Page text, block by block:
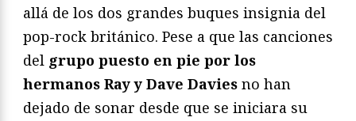
allá de los dos grandes buques insignia del
pop-rock británico. Pese a que las canciones
del grupo puesto en pie por los
hermanos Ray y Dave Davies no han
dejado de sonar desde que se iniciara su